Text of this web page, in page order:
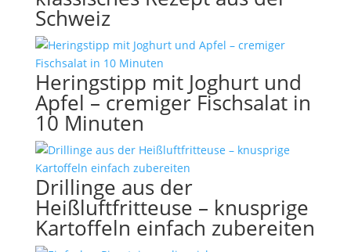
Schweiz
Heringstipp mit Joghurt und
Apfel – cremiger Fischsalat in
10 Minuten
Drillinge aus der
Heißluftfritteuse – knusprige
Kartoffeln einfach zubereiten